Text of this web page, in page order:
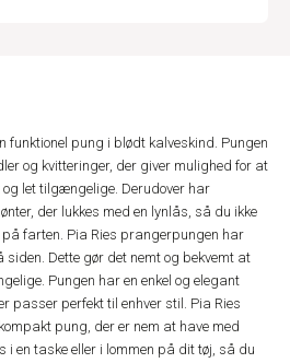
funktionel pung i blødt kalveskind. Pungen
og kvitteringer, der giver mulighed for at
let tilgængelige. Derudover har
der lukkes med en lynlås, så du ikke
farten. Pia Ries prangerpungen har
Dette gør det nemt og bekvemt at
Pungen har en enkel og elegant
passer perfekt til enhver stil. Pia Ries
pung, der er nem at have med
i en taske eller i lommen på dit tøj, så du